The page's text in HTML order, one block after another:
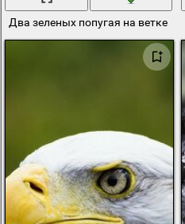
Два зеленых попугая на ветке